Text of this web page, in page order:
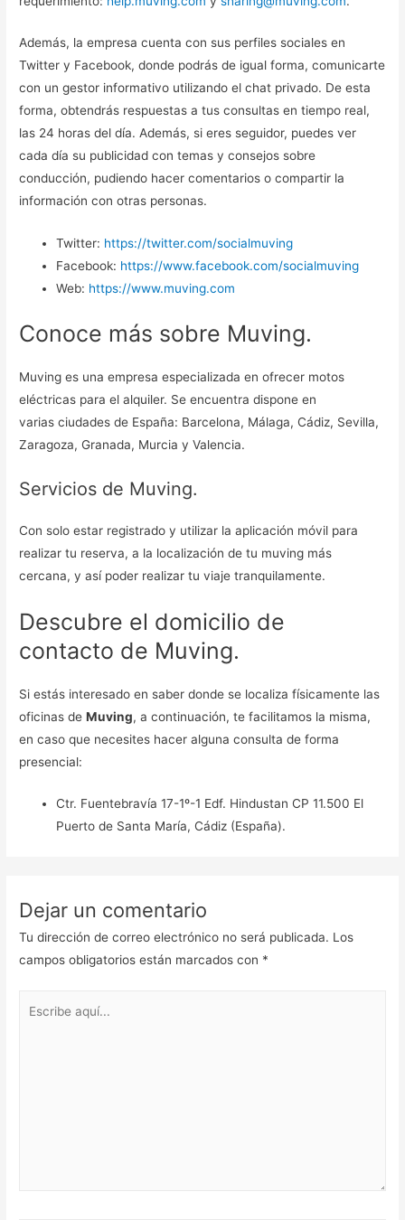
Además, la empresa cuenta con sus perfiles sociales en
Twitter y Facebook, donde podrás de igual forma, comunicarte
con un gestor informativo utilizando el chat privado. De esta
forma, obtendrás respuestas a tus consultas en tiempo real,
las 24 horas del día. Además, si eres seguidor, puedes ver
cada día su publicidad con temas y consejos sobre
conducción, pudiendo hacer comentarios o compartir la
información con otras personas.
Twitter: https://twitter.com/socialmuving
Facebook: https://www.facebook.com/socialmuving
Web: https://www.muving.com
Conoce más sobre Muving.
Muving es una empresa especializada en ofrecer motos
eléctricas para el alquiler. Se encuentra dispone en
varias ciudades de España: Barcelona, Málaga, Cádiz, Sevilla,
Zaragoza, Granada, Murcia y Valencia.
Servicios de Muving.
Con solo estar registrado y utilizar la aplicación móvil para
realizar tu reserva, a la localización de tu muving más
cercana, y así poder realizar tu viaje tranquilamente.
Descubre el domicilio de
contacto de Muving.
Si estás interesado en saber donde se localiza físicamente las
oficinas deMuving, a continuación, te facilitamos la misma,
en caso que necesites hacer alguna consulta de forma
presencial:
Ctr. Fuentebravía 17-1º-1 Edf. Hindustan CP 11.500 El
Puerto de Santa María, Cádiz (España).
Dejar un comentario
Tu dirección de correo electrónico no será publicada. Los
campos obligatorios están marcados con *